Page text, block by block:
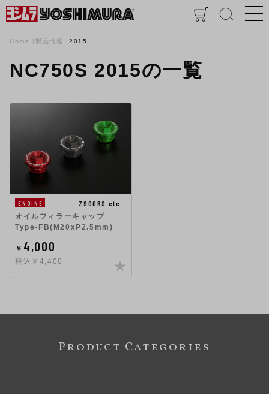
Home 製品情報 2015
NC750S 2015の一覧
ENGINE
Z900RS etc…
オイルフィラーキャップ
Type-FB(M20xP2.5mm)
￥ 4,000
税込￥4,400
Product Categories